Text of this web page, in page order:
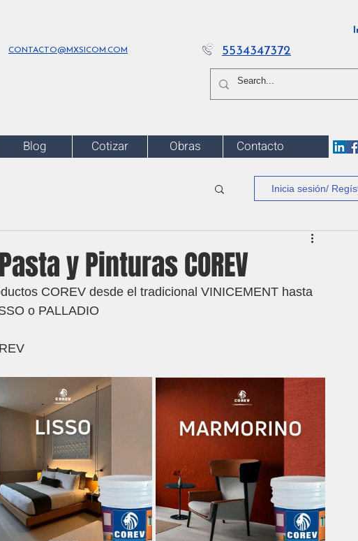
CONTACTO@MXSICOM.COM 5534347372
Blog Cotizar Obras Contacto
Inicia sesión/
y Pinturas COREV
COREV desde el tradicional VINICEMENT hasta
o PALLADIO